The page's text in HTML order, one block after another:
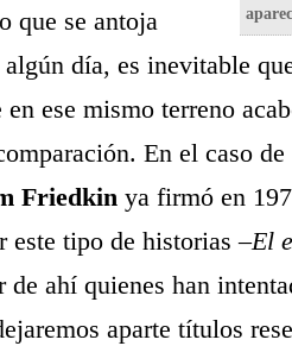
que se antoja
día, es inevitable
ese mismo terreno
En el caso
Friedkinya firmó en
este tipo de historias –El
de ahí quienes han
aparte títulos